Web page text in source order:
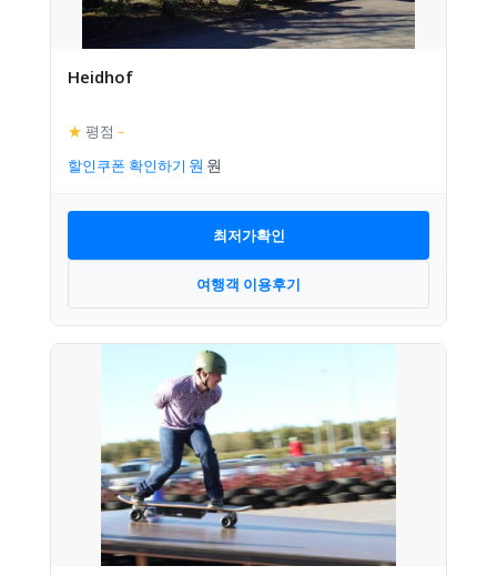
Heidhof
★ 평점 –
할인쿠폰 확인하기
최저가확인
여행객 이용후기